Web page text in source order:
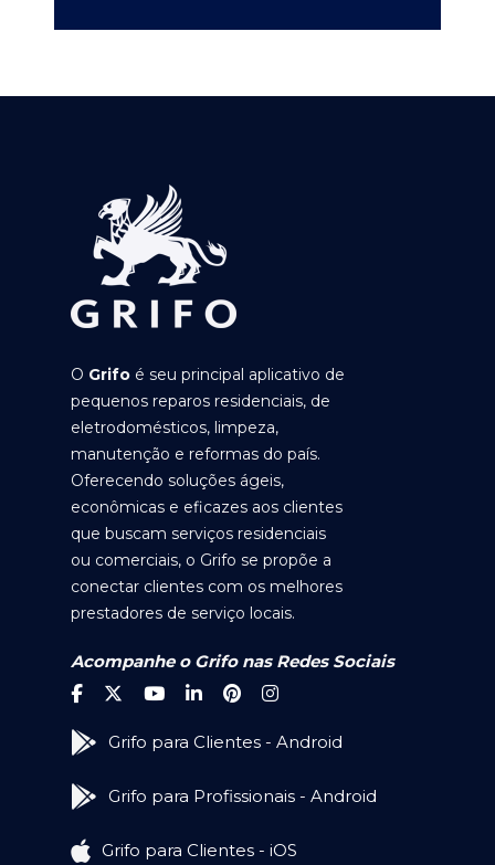
O Grifo é seu principal aplicativo de
pequenos reparos residenciais, de
eletrodomésticos, limpeza,
manutenção e reformas do país.
Oferecendo soluções ágeis,
econômicas e eficazes aos clientes
que buscam serviços residenciais
ou comerciais, o Grifo se propõe a
conectar clientes com os melhores
prestadores de serviço locais.
Acompanhe o Grifo nas Redes Sociais
Grifo para Clientes - Android
Grifo para Profissionais - Android
Grifo para Clientes - iOS